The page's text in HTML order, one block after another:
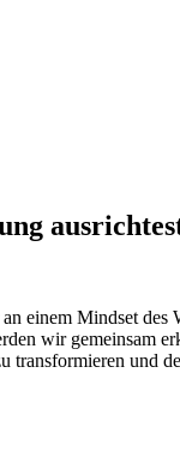
einem Mindset des
wir gemeinsam
und